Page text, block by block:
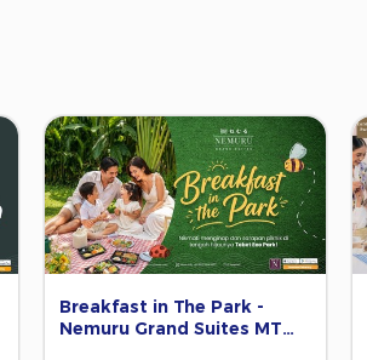
Breakfast in The Park -
Nemuru Grand Suites MT